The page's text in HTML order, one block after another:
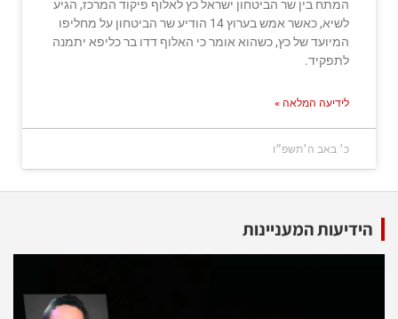
המתח בין שר הביטחון ישראל כץ לאלוף פיקוד המרכז, הגיע
לשיא, כאשר אמש בערוץ 14 הודיע שר הביטחון על מחליפו
המיועד של כץ, כשהוא אומר כי האלוף דדו בר כליפא יתמנה
לתפקיד.
לידיעה המלאה »
כ׳ באב ה׳תשפ״ו
הידיעות המעניינות